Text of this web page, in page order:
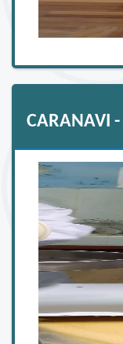
CARANAVI